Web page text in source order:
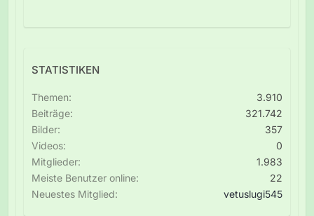
STATISTIKEN
Themen
3.910
Beiträge
321.742
Bilder
357
Videos
0
Mitglieder
1.983
Meiste Benutzer online
22
Neuestes Mitglied
vetuslugi545